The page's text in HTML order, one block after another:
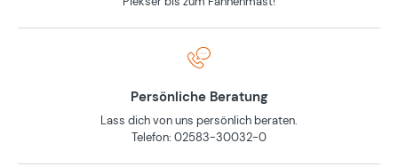
Persönliche Beratung
Lass dich von uns persönlich beraten.
Telefon: 02583-30032-0